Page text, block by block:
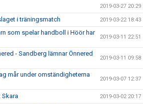
2019-03-27 20:29
i träningsmatch 2019-03-22 18:43
som spelar handboll i Höör har
2019-03-11 22:51
- Sandberg lämnar Önnered
2019-03-11 09:58
mår under omständigheterna
2019-03-07 12:37
Skara 2019-03-02 20:17